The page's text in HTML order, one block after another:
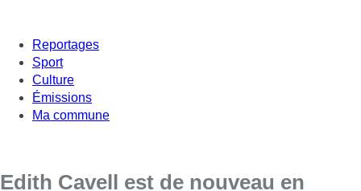
Reportages
Sport
Culture
Émissions
Ma commune
Edith Cavell est de nouveau en